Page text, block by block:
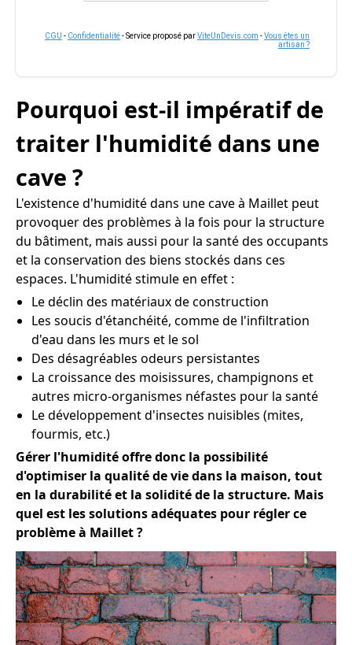
CGU - Confidentialité- Service proposé parViteUnDevis.com -Vous êtes un
artisan ?
Pourquoi est-il impératif de
traiter l'humidité dans une
cave ?
L'existence d'humidité dans une cave à Maillet peut
provoquer des problèmes à la fois pour la structure
du bâtiment, mais aussi pour la santé des occupants
et la conservation des biens stockés dans ces
espaces. L'humidité stimule en effet :
Le déclin des matériaux de construction
Les soucis d'étanchéité, comme de l'infiltration
d'eau dans les murs et le sol
Des désagréables odeurs persistantes
La croissance des moisissures, champignons et
autres micro-organismes néfastes pour la santé
Le développement d'insectes nuisibles (mites,
fourmis, etc.)
Gérer l'humidité offre donc la possibilité
d'optimiser la qualité de vie dans la maison, tout
en la durabilité et la solidité de la structure. Mais
quel est les solutions adéquates pour régler ce
problème à Maillet ?